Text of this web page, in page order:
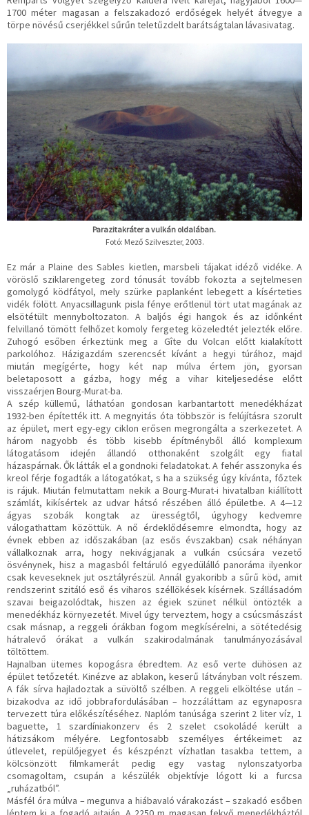
1700 méter magasan a felszakadozó erdőségek helyét átvegye a
törpe növésű cserjékkel sűrűn teletűzdelt barátságtalan lávasivatag.
Parazitakráter a vulkán oldalában.
Fotó: Mező Szilveszter, 2003.
Ez már a Plaine des Sables kietlen, marsbeli tájakat idéző vidéke. A
vöröslő sziklarengeteg zord tónusát tovább fokozta a sejtelmesen
gomolygó ködfátyol, mely szürke paplanként lebegett a kísérteties
vidék fölött. Anyacsillagunk pisla fénye erőtlenül tört utat magának az
elsötétült mennyboltozaton. A baljós égi hangok és az időnként
felvillanó tömött felhőzet komoly fergeteg közeledtét jelezték előre.
Zuhogó esőben érkeztünk meg a Gîte du Volcan előtt kialakított
parkolóhoz. Házigazdám szerencsét kívánt a hegyi túrához, majd
miután megígérte, hogy két nap múlva értem jön, gyorsan
beletaposott a gázba, hogy még a vihar kiteljesedése előtt
visszaérjen Bourg-Murat-ba.
A szép küllemű, láthatóan gondosan karbantartott menedékházat
1932-ben építették itt. A megnyitás óta többször is felújításra szorult
az épület, mert egy-egy ciklon erősen megrongálta a szerkezetet. A
három nagyobb és több kisebb építményből álló komplexum
látogatásom idején állandó otthonaként szolgált egy fiatal
házaspárnak. Ők látták el a gondnoki feladatokat. A fehér asszonyka és
kreol férje fogadták a látogatókat, s ha a szükség úgy kívánta, főztek
is rájuk. Miután felmutattam nekik a Bourg-Murat-i hivatalban kiállított
számlát, kikísértek az udvar hátsó részében álló épületbe. A 4—12
ágyas szobák kongtak az ürességtől, úgyhogy kedvemre
válogathattam közöttük. A nő érdeklődésemre elmondta, hogy az
évnek ebben az időszakában (az esős évszakban) csak néhányan
vállalkoznak arra, hogy nekivágjanak a vulkán csúcsára vezető
ösvénynek, hisz a magasból feltáruló egyedülálló panoráma ilyenkor
csak keveseknek jut osztályrészül. Annál gyakoribb a sűrű köd, amit
rendszerint szitáló eső és viharos széllökések kísérnek. Szállásadóm
szavai beigazolódtak, hiszen az égiek szünet nélkül öntözték a
menedékház környezetét. Mivel úgy terveztem, hogy a csúcsmászást
csak másnap, a reggeli órákban fogom megkísérelni, a sötétedésig
hátralevő órákat a vulkán szakirodalmának tanulmányozásával
töltöttem.
Hajnalban ütemes kopogásra ébredtem. Az eső verte dühösen az
épület tetőzetét. Kinézve az ablakon, keserű látványban volt részem.
A fák sírva hajladoztak a süvöltő szélben. A reggeli elköltése után –
bizakodva az idő jobbrafordulásában – hozzáláttam az egynaposra
tervezett túra előkészítéséhez. Naplóm tanúsága szerint 2 liter víz, 1
baguette, 1 szardíniakonzerv és 2 szelet csokoládé került a
hátizsákom mélyére. Legfontosabb személyes értékeimet: az
útlevelet, repülőjegyet és készpénzt vízhatlan tasakba tettem, a
kölcsönzött filmkamerát pedig egy vastag nylonszatyorba
csomagoltam, csupán a készülék objektívje lógott ki a furcsa
„ruházatból”.
Másfél óra múlva – megunva a hiábavaló várakozást – szakadó esőben